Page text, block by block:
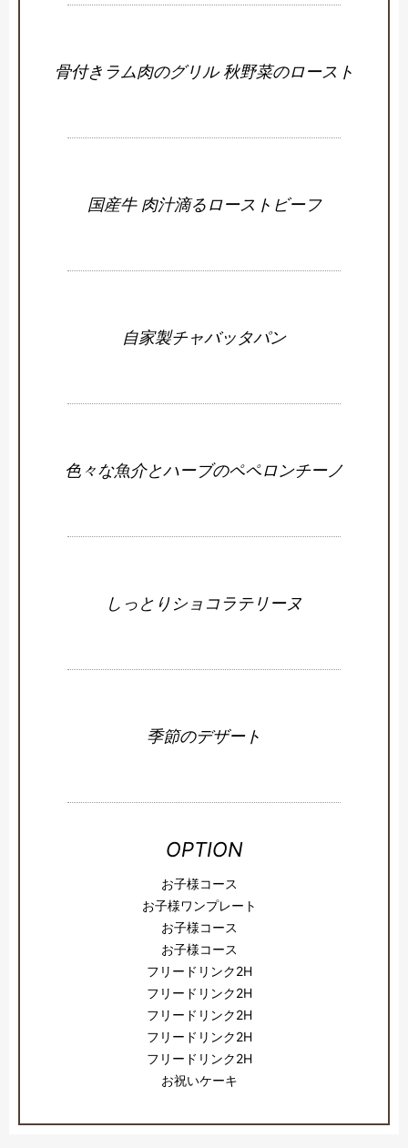
骨付きラム肉のグリル 秋野菜のロースト
国産牛 肉汁滴るローストビーフ
自家製チャバッタパン
色々な魚介とハーブのペペロンチーノ
しっとりショコラテリーヌ
季節のデザート
OPTION
お子様コース
お子様ワンプレート
お子様コース
お子様コース
フリードリンク2H
フリードリンク2H
フリードリンク2H
フリードリンク2H
フリードリンク2H
お祝いケーキ